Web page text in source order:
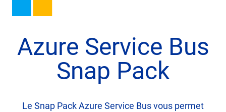
Azure Service Bus
Snap Pack
Le Snap Pack Azure Service Bus vous permet